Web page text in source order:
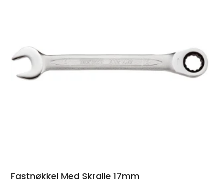
Fastnøkkel Med Skralle 17mm